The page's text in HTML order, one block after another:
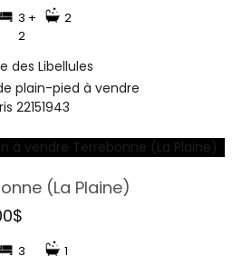
3 +
2
2
des Libellules
plain-pied à vendre
22151943
(La Plaine)
3 1